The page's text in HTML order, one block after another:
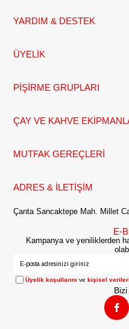
YARDIM & DESTEK
ÜYELİK
PİŞİRME GRUPLARI
ÇAY VE KAHVE
MUTFAK GEREÇLERİ
ADRES & İLETİŞİM
Çanta Sancaktepe Mah. Millet
E-
Kampanya ve yeniliklerden
Üyelik koşullarını vekişisel